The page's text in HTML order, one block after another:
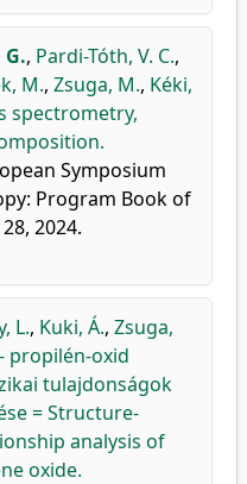
, Pardi-Tóth, V. C.,
M., Zsuga, M., Kéki,
spectrometry,
Symposium
Program Book of
2024.
L., Kuki, Á., Zsuga,
propilén-oxid
tulajdonságok
= Structure-
analysis of
oxide.